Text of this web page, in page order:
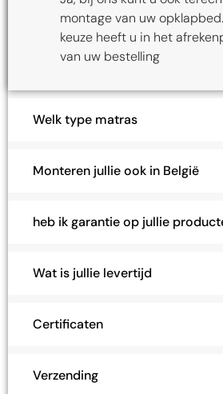
montage van uw
keuze heeft u in het
van uw bestelling
Welk type matras
Monteren jullie ook in België
heb ik garantie op jullie
Wat is jullie levertijd
Certificaten
Verzending